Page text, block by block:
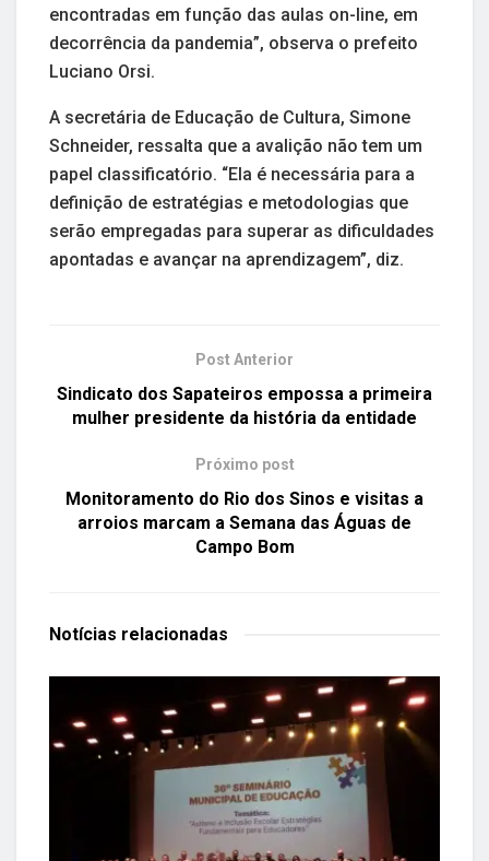
encontradas em função das aulas on-line, em
decorrência da pandemia”, observa o prefeito
Luciano Orsi.
A secretária de Educação de Cultura, Simone
Schneider, ressalta que a avalição não tem um
papel classificatório. “Ela é necessária para a
definição de estratégias e metodologias que
serão empregadas para superar as dificuldades
apontadas e avançar na aprendizagem”, diz.
Post Anterior
Sindicato dos Sapateiros empossa a primeira
mulher presidente da história da entidade
Próximo post
Monitoramento do Rio dos Sinos e visitas a
arroios marcam a Semana das Águas de
Campo Bom
Notícias relacionadas